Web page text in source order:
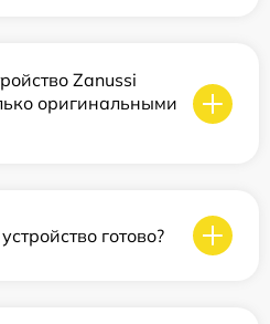
Zanussi
оригинальными
готово?